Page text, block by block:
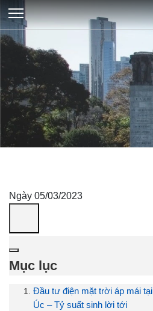
Ngày 05/03/2023
Mục lục
Đầu tư điện mặt trời áp mái tại
Úc – Tỷ suất sinh lời tới